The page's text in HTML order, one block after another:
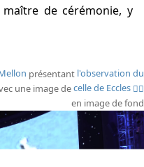
de cérémonie, y
présentant l'observation du
une image decelle de Eccles
en image de fond